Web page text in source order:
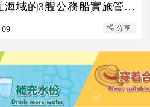
海域的3艘公務船實施管控
09 分享